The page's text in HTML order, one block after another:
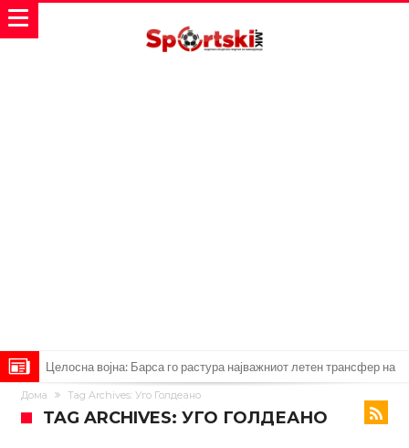
Целосна војна: Барса го растура најважниот летен трансфер на
Атлетико?!
Инфантино имал љубовница: Испливаа скандалозни
Ромеро се согласи на условите со Атлетико
Дома Tag Archives: Уго Голдеано
TAG ARCHIVES: УГО ГОЛДЕАНО